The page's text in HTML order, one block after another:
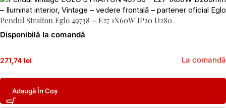
Pendul Straiton Eglo 49738 – E27 1X60W IP20 D280
Disponibilă la comandă
271,74 lei La comandă
Adaugă În Coș